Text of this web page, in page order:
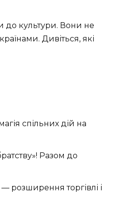
до культури. Вони не
Дивіться, які
спільних дій на
Разом до
розширення торгівлі і